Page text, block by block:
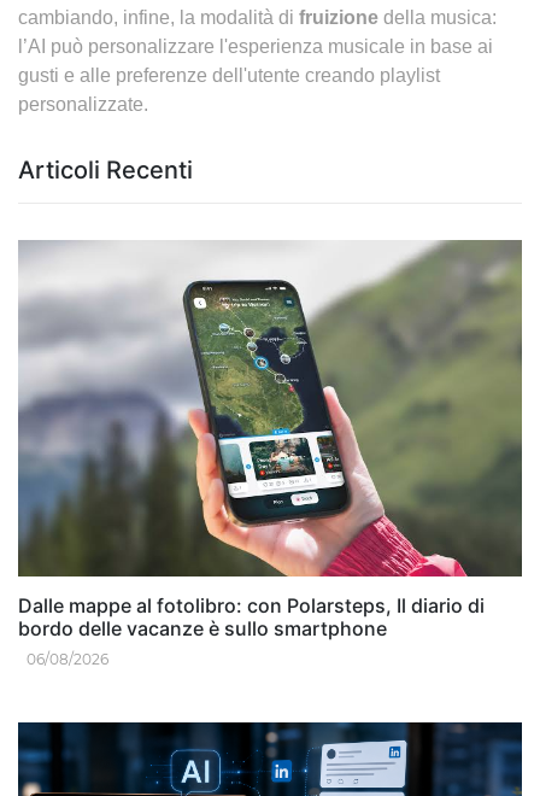
cambiando, infine, la modalità di fruizione della musica:
l’AI può personalizzare l'esperienza musicale in base ai
gusti e alle preferenze dell'utente creando playlist
personalizzate.
Articoli Recenti
Dalle mappe al fotolibro: con Polarsteps, Il diario di
bordo delle vacanze è sullo smartphone
06/08/2026